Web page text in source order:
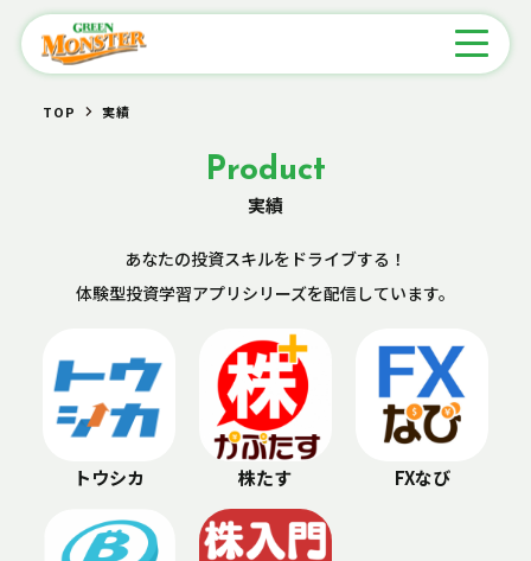
TOP 実績
Product
実績
あなたの投資スキルをドライブする！
体験型投資学習アプリシリーズを配信しています。
トウシカ 株たす FXなび